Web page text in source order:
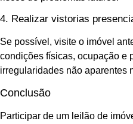
4. Realizar vistorias
Se possível, visite o imóvel
condições físicas, ocupação e
irregularidades não aparentes
Conclusão
Participar de um leilão de